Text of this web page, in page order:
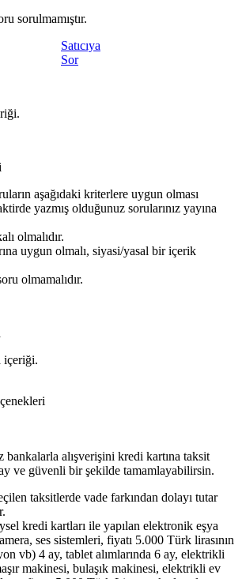
sorulmamıştır.
Satıcıya
Sor
aşağıdaki kriterlere uygun olması
yazmış olduğunuz sorularınız yayına
olmalıdır.
uygun olmalı, siyasi/yasal bir içerik
olmamalıdır.
içeriği.
bankalarla alışverişini kredi kartına taksit
ve güvenli bir şekilde tamamlayabilirsin.
taksitlerde vade farkından dolayı tutar
kredi kartları ile yapılan elektronik eşya
ses sistemleri, fiyatı 5.000 Türk lirasının
vb) 4 ay, tablet alımlarında 6 ay, elektrikli
makinesi, bulaşık makinesi, elektrikli ev